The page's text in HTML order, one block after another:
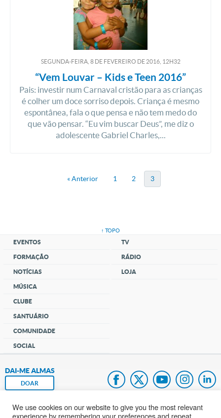
SEGUNDA-FEIRA, 8DEFEVEREIRO DE2016, 12H32
“Vem Louvar – Kids e Teen 2016”
Pais: investir num Carnaval cristão para as crianças
é colher um doce sorriso depois. Criança é mesmo
espontânea, fala o que pensa e não tem medo do
que vão pensar. “Eu vim buscar Deus”, me diz o
adolescente Gabriel Charles,...
« Anterior 1 2 3
↑ TOPO
EVENTOS
FORMAÇÃO
NOTÍCIAS
MÚSICA
CLUBE
SANTUÁRIO
COMUNIDADE
SOCIAL
TV
RÁDIO
LOJA
DAI-ME ALMAS
DOAR
Fundação João Paulo II
We use cookies on our website to give you the most relevant
experience by remembering your preferences and repeat